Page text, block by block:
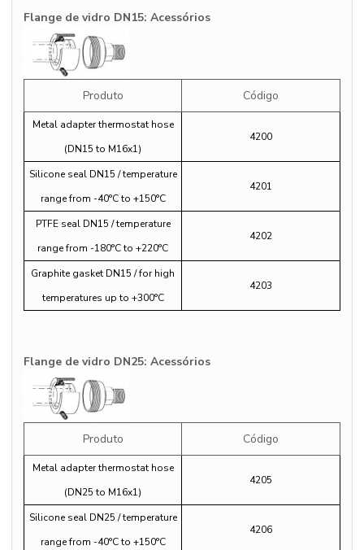
Flange de vidro DN15: Acessórios
Produto Código
Metal adapter thermostat hose
(DN15 to M16x1)
4200
Silicone seal DN15 / temperature
range from -40°C to +150°C
4201
PTFE seal DN15 / temperature
range from -180°C to +220°C
4202
Graphite gasket DN15 / for high
temperatures up to +300°C
4203
Flange de vidro DN25: Acessórios
Produto Código
Metal adapter thermostat hose
(DN25 to M16x1)
4205
Silicone seal DN25 / temperature
range from -40°C to +150°C
4206